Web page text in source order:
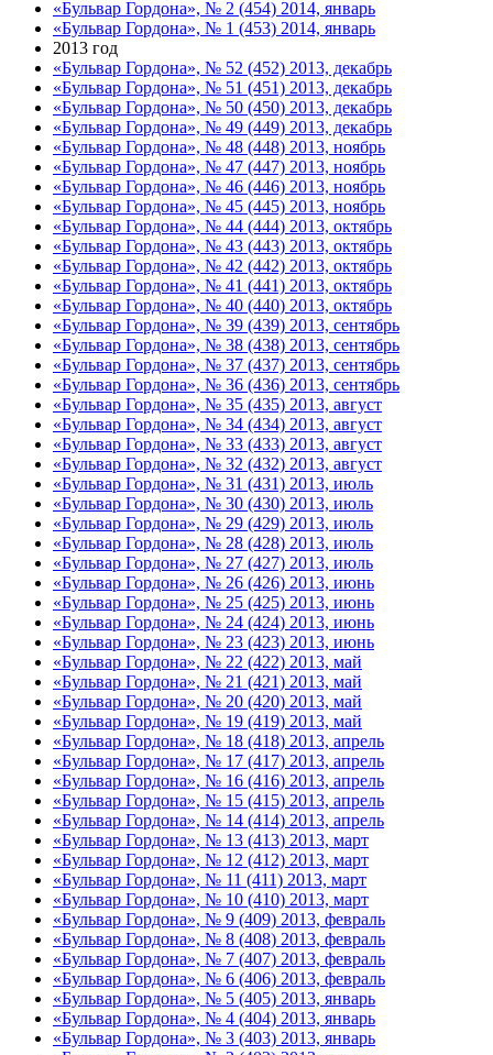
«Бульвар Гордона», № 2 (454) 2014, январь
«Бульвар Гордона», № 1 (453) 2014, январь
2013 год
«Бульвар Гордона», № 52 (452) 2013, декабрь
«Бульвар Гордона», № 51 (451) 2013, декабрь
«Бульвар Гордона», № 50 (450) 2013, декабрь
«Бульвар Гордона», № 49 (449) 2013, декабрь
«Бульвар Гордона», № 48 (448) 2013, ноябрь
«Бульвар Гордона», № 47 (447) 2013, ноябрь
«Бульвар Гордона», № 46 (446) 2013, ноябрь
«Бульвар Гордона», № 45 (445) 2013, ноябрь
«Бульвар Гордона», № 44 (444) 2013, октябрь
«Бульвар Гордона», № 43 (443) 2013, октябрь
«Бульвар Гордона», № 42 (442) 2013, октябрь
«Бульвар Гордона», № 41 (441) 2013, октябрь
«Бульвар Гордона», № 40 (440) 2013, октябрь
«Бульвар Гордона», № 39 (439) 2013, сентябрь
«Бульвар Гордона», № 38 (438) 2013, сентябрь
«Бульвар Гордона», № 37 (437) 2013, сентябрь
«Бульвар Гордона», № 36 (436) 2013, сентябрь
«Бульвар Гордона», № 35 (435) 2013, август
«Бульвар Гордона», № 34 (434) 2013, август
«Бульвар Гордона», № 33 (433) 2013, август
«Бульвар Гордона», № 32 (432) 2013, август
«Бульвар Гордона», № 31 (431) 2013, июль
«Бульвар Гордона», № 30 (430) 2013, июль
«Бульвар Гордона», № 29 (429) 2013, июль
«Бульвар Гордона», № 28 (428) 2013, июль
«Бульвар Гордона», № 27 (427) 2013, июль
«Бульвар Гордона», № 26 (426) 2013, июнь
«Бульвар Гордона», № 25 (425) 2013, июнь
«Бульвар Гордона», № 24 (424) 2013, июнь
«Бульвар Гордона», № 23 (423) 2013, июнь
«Бульвар Гордона», № 22 (422) 2013, май
«Бульвар Гордона», № 21 (421) 2013, май
«Бульвар Гордона», № 20 (420) 2013, май
«Бульвар Гордона», № 19 (419) 2013, май
«Бульвар Гордона», № 18 (418) 2013, апрель
«Бульвар Гордона», № 17 (417) 2013, апрель
«Бульвар Гордона», № 16 (416) 2013, апрель
«Бульвар Гордона», № 15 (415) 2013, апрель
«Бульвар Гордона», № 14 (414) 2013, апрель
«Бульвар Гордона», № 13 (413) 2013, март
«Бульвар Гордона», № 12 (412) 2013, март
«Бульвар Гордона», № 11 (411) 2013, март
«Бульвар Гордона», № 10 (410) 2013, март
«Бульвар Гордона», № 9 (409) 2013, февраль
«Бульвар Гордона», № 8 (408) 2013, февраль
«Бульвар Гордона», № 7 (407) 2013, февраль
«Бульвар Гордона», № 6 (406) 2013, февраль
«Бульвар Гордона», № 5 (405) 2013, январь
«Бульвар Гордона», № 4 (404) 2013, январь
«Бульвар Гордона», № 3 (403) 2013, январь